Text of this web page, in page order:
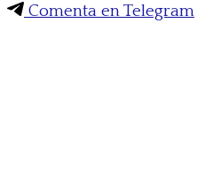
Comenta en Telegram